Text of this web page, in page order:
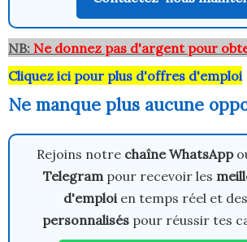
NB: Ne donnez pas d'argent pour
Cliquez ici pour plus d'offres d'emploi
Ne manque plus aucune
Rejoins notre chaîne WhatsApp
Telegrampour recevoir les
d'emploien temps réel et des
personnalisés pour réussir tes